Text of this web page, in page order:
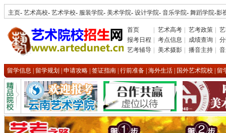
主页- 艺术高校- 艺术学校- 服装学院- 美术学院- 设计学院- 音乐学院- 舞蹈学院-影
首页 艺术高考 艺考政策
报考日程
考点信息 成绩查询
艺考辅导
美术摄影 播音主持
留学信息 留学规划 申请攻略 签证指南 行前准备 海外生活 国外艺术院校 留